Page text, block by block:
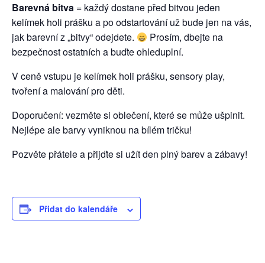
Barevná bitva = každý dostane před bitvou jeden
kelímek holi prášku a po odstartování už bude jen na vás,
jak barevní z „bitvy“ odejdete.
Prosím, dbejte na
bezpečnost ostatních a buďte ohleduplní.
V ceně vstupu je kelímek holi prášku, sensory play,
tvoření a malování pro děti.
Doporučení: vezměte si oblečení, které se může ušpinit.
Nejlépe ale barvy vyniknou na bílém tričku!
Pozvěte přátele a přijďte si užít den plný barev a zábavy!
Přidat do kalendáře